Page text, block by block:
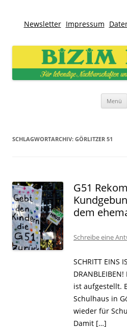
Newsletter Impressum
Bizim Kiez – Unser
Für lebendige Nachbarschaften und
Menü
SCHLAGWORTARCHIV: GÖRLITZER 51
G51
dem
Schreibe eine
SCHRITT EINS
ist aufgestellt.
Schulhaus in
wieder für
Damit […]